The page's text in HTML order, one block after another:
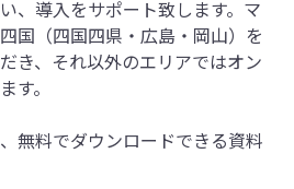
、導入をサポート致します。マ
国（四国四県・広島・岡山）を
き、それ以外のエリアではオン
す。
無料でダウンロードできる資料